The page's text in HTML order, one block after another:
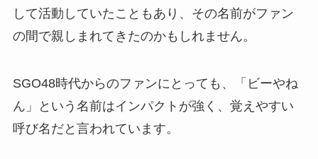
して活動していたこともあり、その名前がファン
の間で親しまれてきたのかもしれません。
SGO48時代からのファンにとっても、「ビーやね
ん」という名前はインパクトが強く、覚えやすい
呼び名だと言われています。